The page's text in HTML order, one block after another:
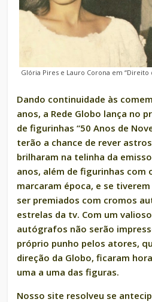
Glória Pires e Lauro Corona em “Direito
Dando continuidade às
anos, a Rede Globo lança no
de figurinhas “50 Anos de
terão a chance de rever
brilharam na telinha da
anos, além de figurinhas com
marcaram época, e se
ser premiados com cromos
estrelas da tv. Com um
autógrafos não serão
próprio punho pelos atores,
direção da Globo, ficaram
uma a uma das figuras.
Nosso site resolveu se